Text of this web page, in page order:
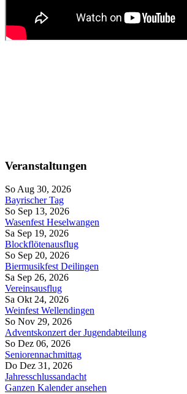
Veranstaltungen
So Aug 30, 2026
Bayrischer Tag
So Sep 13, 2026
Wasenfest Heselwangen
Sa Sep 19, 2026
Blockflötenausflug
So Sep 20, 2026
Biermusikfest Deilingen
Sa Sep 26, 2026
Vereinsausflug
Sa Okt 24, 2026
Weinfest Wellendingen
So Nov 29, 2026
Adventskonzert der Jugendabteilung
So Dez 06, 2026
Seniorennachmittag
Do Dez 31, 2026
Jahresschlussandacht
Ganzen Kalender ansehen